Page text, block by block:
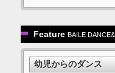
Feature BAILE
幼児からのダンス